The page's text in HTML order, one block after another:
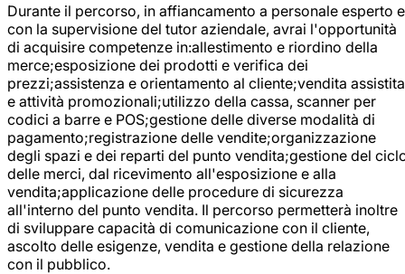
Durante il percorso, in affiancamento a personale esperto e
con la supervisione del tutor aziendale, avrai l'opportunità
di acquisire competenze in:allestimento e riordino della
merce;esposizione dei prodotti e verifica dei
prezzi;assistenza e orientamento al cliente;vendita assistita
e attività promozionali;utilizzo della cassa, scanner per
codici a barre e POS;gestione delle diverse modalità di
pagamento;registrazione delle vendite;organizzazione
degli spazi e dei reparti del punto vendita;gestione del
delle merci, dal ricevimento all'esposizione e alla
vendita;applicazione delle procedure di sicurezza
all'interno del punto vendita. Il percorso permetterà inoltre
di sviluppare capacità di comunicazione con il cliente,
ascolto delle esigenze, vendita e gestione della relazione
con il pubblico.